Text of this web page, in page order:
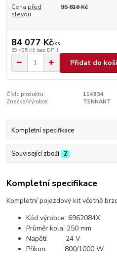
Cena před
slevou
95 816 Kč
84 077 Kč/ks
69 485 Kč bez DPH
Přidat do
Číslo produktu:
114934
Značka/Výrobce:
TENNANT
Kompletní specifikace
Související zboží 2
Kompletní specifikace
Kompletní pojezdový kit včetně
Kód výrobce: 6962084X
Průměr kola: 250 mm
Napětí: 24 V
Příkon: 800/1000 W